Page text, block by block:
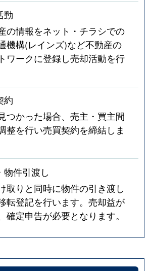
動
の情報をネット・チラシでの
機構(レインズ)など不動産の
ワークに登録し売却活動を行
約
つかった場合、売主・買主間
整を行い売買契約を締結しま
物件引渡し
取りと同時に物件の引き渡し
転登記を行います。売却益が
確定申告が必要となります。